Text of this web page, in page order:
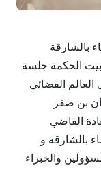
بالشارقة
الحكمة جلسة
العالم القضائي
بن صقر
القاضي
بالشارقة و
والخبراء